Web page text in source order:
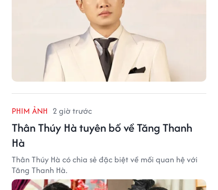
PHIM ẢNH 2 giờ trước
Thân Thúy Hà tuyên bố về Tăng Thanh
Hà
Thân Thúy Hà có chia sẻ đặc biệt về mối quan hệ với
Tăng Thanh Hà.